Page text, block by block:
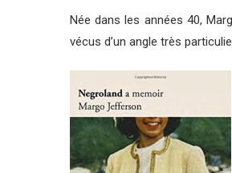
Née dans les années 40,
vécus d’un angle très